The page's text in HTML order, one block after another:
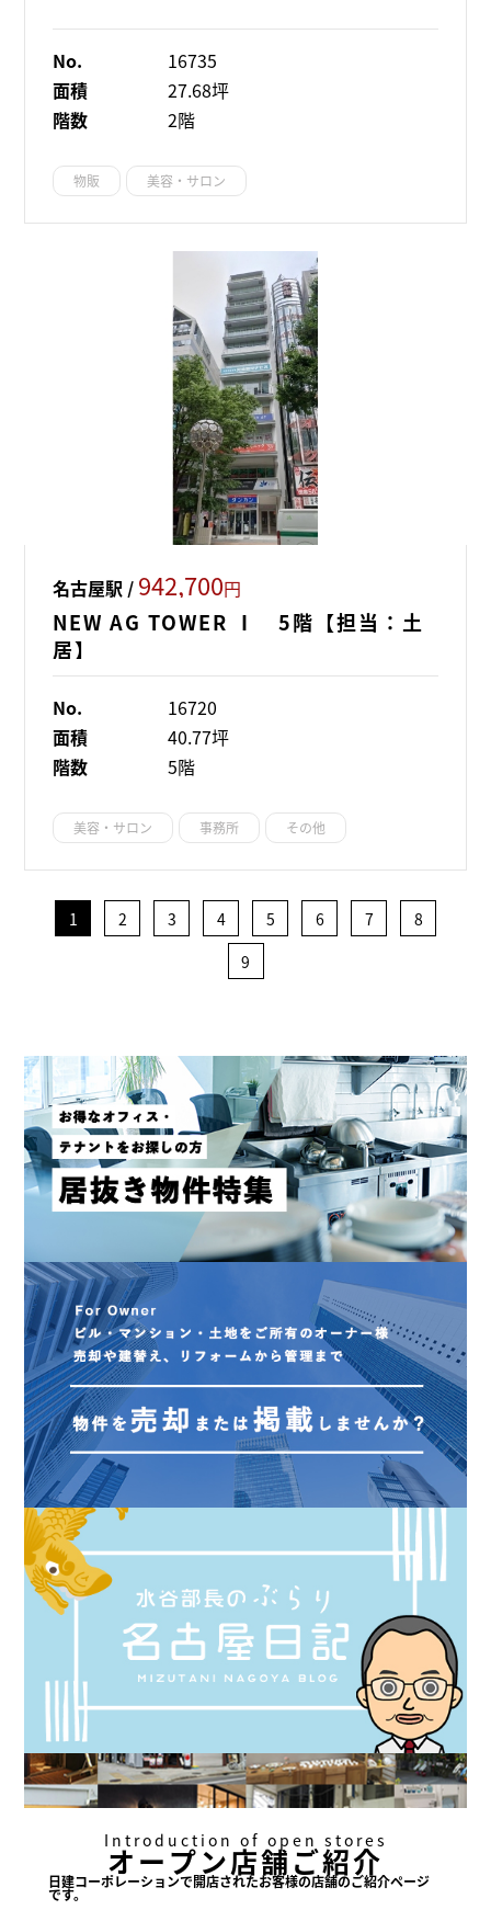
No.
16735
面積
27.68坪
階数
2階
物販 美容・サロン
名古屋駅 / 942,700円
NEW AG TOWER Ⅰ 5階【担当：土
居】
No.
16720
面積
40.77坪
階数
5階
美容・サロン 事務所 その他
1 2 3 4 5 6 7
8
9
Introduction of open stores
オープン店舗ご紹介
日建コーポレーションで開店されたお客様の店舗のご紹介ページ
です。